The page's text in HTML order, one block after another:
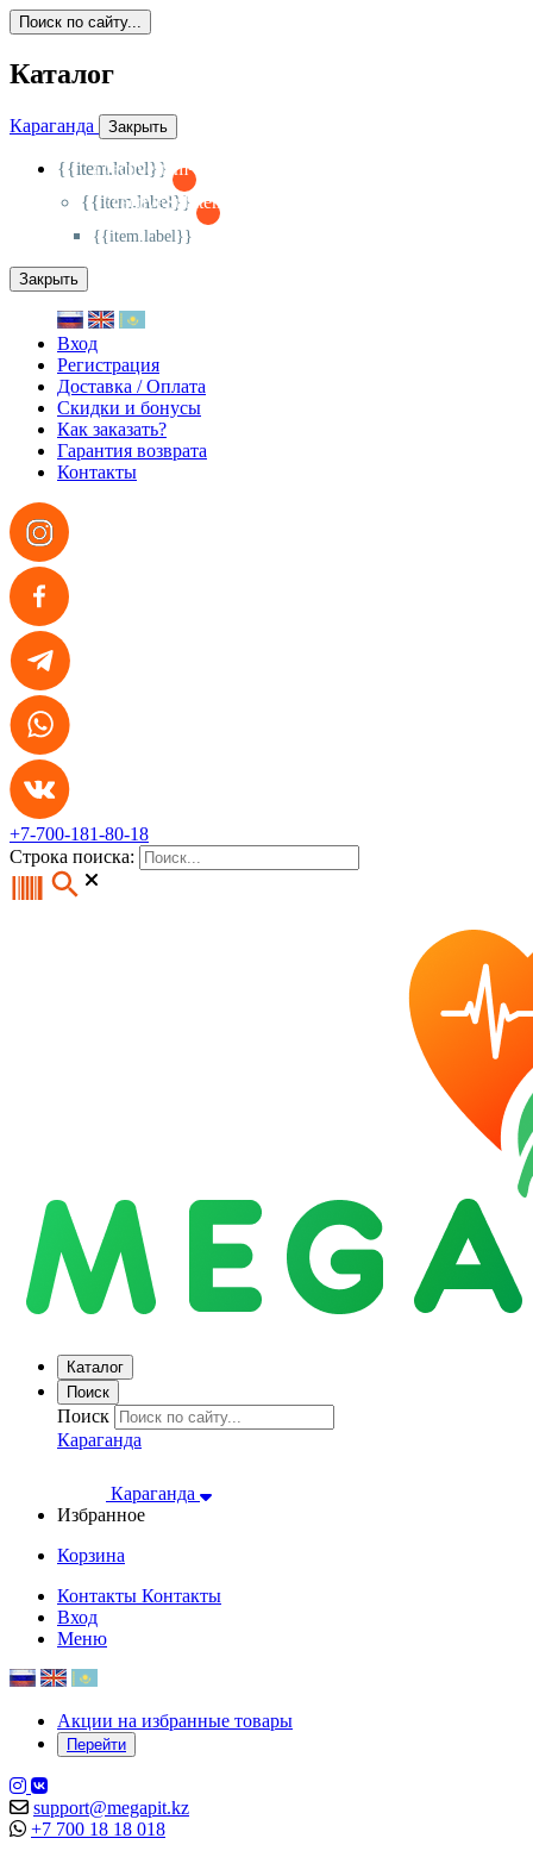
Поиск по сайту...
Каталог
Караганда Закрыть
{{item.label}}
{{activeItem==item.id?'-
{{item.label}}
{{activeSubitem==item.id?'-
{{item.label}}
Закрыть
Вход
Регистрация
Доставка / Оплата
Скидки и бонусы
Как заказать?
Гарантия возврата
Контакты
+7-700-181-80-18
Строка поиска:
Каталог
Поиск
Поиск
Караганда
Караганда
Избранное
Корзина
Контакты Контакты
Вход
Меню
Акции на избранные товары
Перейти
support@megapit.kz
+7 700 18 18 018